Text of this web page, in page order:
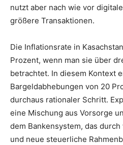
nutzt aber nach wie vor
größere Transaktionen.
Die Inflationsrate in
Prozent, wenn man sie über
betrachtet. In diesem Kontext
Bargeldabhebungen von 20
durchaus rationaler Schritt.
eine Mischung aus Vorsorge
dem Bankensystem, das
und neue steuerliche